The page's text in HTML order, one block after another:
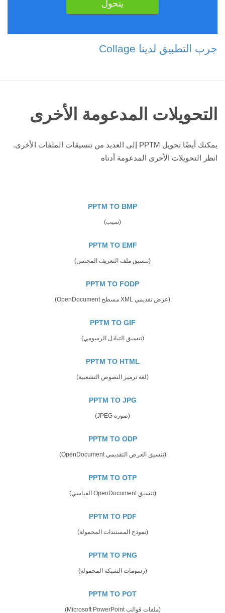
جرب التطبيق لدينا Collage
التحويلات المدعومة الأخرى
يمكنك أيضًا تحويل PPTM إلى العديد من تنسيقات الملفات الأخرى.
انظر التحويلات الأخرى المدعومة أدناه
PPTM TO BMP
(سيب)
PPTM TO EMF
(تنسيق ملف التعريف المحسن)
PPTM TO FODP
(عرض تقديمي XML مسطح OpenDocument)
PPTM TO GIF
(تنسيق التبادل الرسومي)
PPTM TO HTML
(لغة ترميز النصوص التشعبية)
PPTM TO JPG
(صورة JPEG)
PPTM TO ODP
(تنسيق العرض التقديمي OpenDocument)
PPTM TO OTP
(تنسيق OpenDocument القياسي)
PPTM TO PDF
(نموذج المستندات المحمولة)
PPTM TO PNG
(رسومات الشبكة المحمولة)
PPTM TO POT
(ملفات قوالب Microsoft PowerPoint)